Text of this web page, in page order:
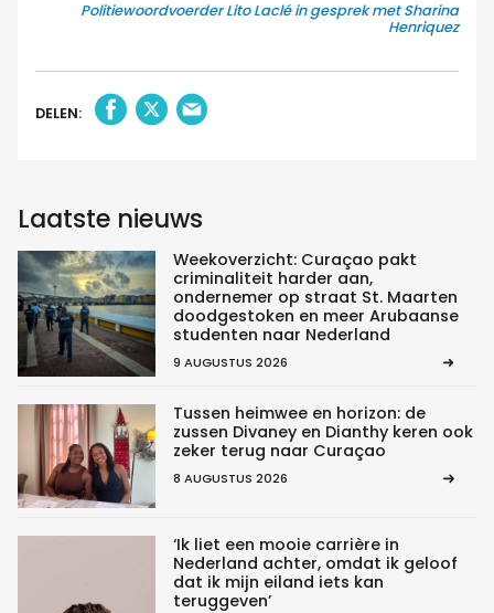
Politiewoordvoerder Lito Laclé in gesprek met Sharina
Henriquez
DELEN:
Laatste nieuws
Weekoverzicht: Curaçao pakt
criminaliteit harder aan,
ondernemer op straat St. Maarten
doodgestoken en meer Arubaanse
studenten naar Nederland
9 AUGUSTUS 2026
Tussen heimwee en horizon: de
zussen Divaney en Dianthy keren ook
zeker terug naar Curaçao
8 AUGUSTUS 2026
‘Ik liet een mooie carrière in
Nederland achter, omdat ik geloof
dat ik mijn eiland iets kan
teruggeven’